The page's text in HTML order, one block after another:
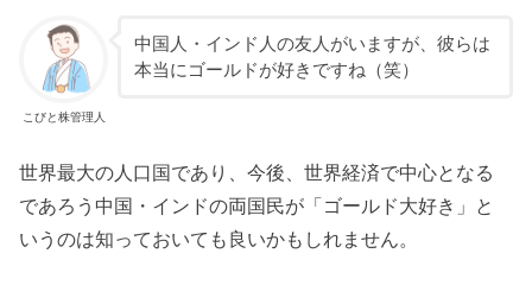
こびと株管理人
中国人・インド人の友人がいますが、彼らは
本当にゴールドが好きですね（笑）
世界最大の人口国であり、今後、世界経済で中心となる
であろう中国・インドの両国民が「ゴールド大好き」と
いうのは知っておいても良いかもしれません。